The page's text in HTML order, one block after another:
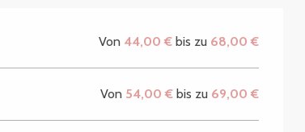
Von 44,00 € bis zu 68,00 €
Von 54,00 € bis zu 69,00 €